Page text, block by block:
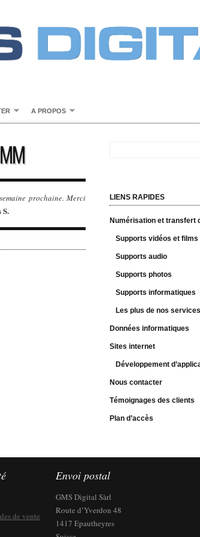
A PROPOS
prochaine. Merci
S.
LIENS RAPIDES
Numérisation et transfert
Supports vidéos et films
Supports audio
Supports photos
Supports informatiques
Les plus de nos services
Données informatiques
Sites internet
Développement
Nous contacter
Témoignages des clients
Plan d’accès
de vente
Envoi postal
GMS Digital Sàrl
Route d’Yverdon 48
1417 Epautheyres